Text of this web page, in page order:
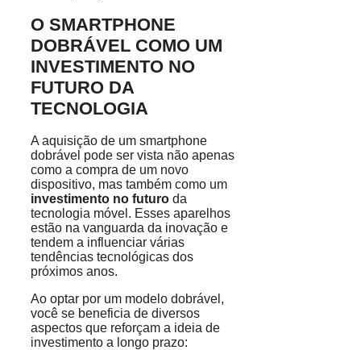
O SMARTPHONE
DOBRÁVEL COMO UM
INVESTIMENTO NO
FUTURO DA
TECNOLOGIA
A aquisição de um smartphone
dobrável pode ser vista não apenas
como a compra de um novo
dispositivo, mas também como um
investimento no futuro da
tecnologia móvel. Esses aparelhos
estão na vanguarda da inovação e
tendem a influenciar várias
tendências tecnológicas dos
próximos anos.
Ao optar por um modelo dobrável,
você se beneficia de diversos
aspectos que reforçam a ideia de
investimento a longo prazo: